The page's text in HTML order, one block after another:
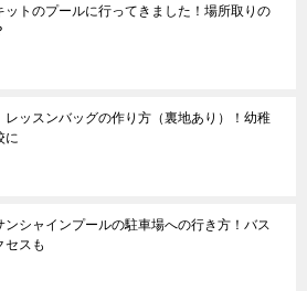
ットのプールに行ってきました！場所取りの
レッスンバッグの作り方（裏地あり）！幼稚
に
ンシャインプールの駐車場への行き方！バス
セスも